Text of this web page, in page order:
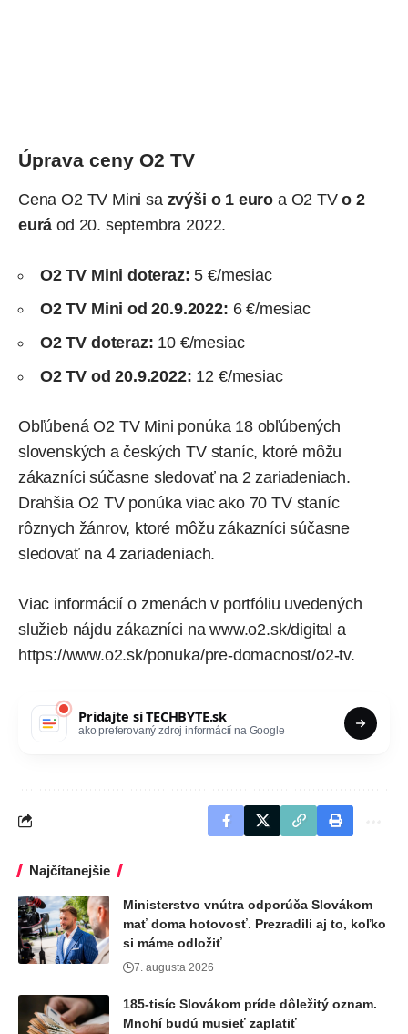
Úprava ceny O2 TV
Cena O2 TV Mini sa zvýši o 1 euro a O2 TVo 2
eurá od 20. septembra 2022.
O2 TV Mini doteraz: 5 €/mesiac
O2 TV Mini od 20.9.2022: 6 €/mesiac
O2 TV doteraz: 10 €/mesiac
O2 TV od 20.9.2022: 12 €/mesiac
Obľúbená O2 TV Mini ponúka 18 obľúbených
slovenských a českých TV staníc, ktoré môžu
zákazníci súčasne sledovať na 2 zariadeniach.
Drahšia O2 TV ponúka viac ako 70 TV staníc
rôznych žánrov, ktoré môžu zákazníci súčasne
sledovať na 4 zariadeniach.
Viac informácií o zmenách v portfóliu uvedených
služieb nájdu zákazníci nawww.o2.sk/digital a
https://www.o2.sk/ponuka/pre-domacnost/o2-tv.
Pridajte siTECHBYTE.sk
ako preferovaný zdroj informácií na Google
Najčítanejšie
Ministerstvo vnútra odporúča Slovákom
mať doma hotovosť. Prezradili aj to, koľko
si máme odložiť
7. augusta 2026
185-tisíc Slovákom príde dôležitý oznam.
Mnohí budú musieť zaplatiť